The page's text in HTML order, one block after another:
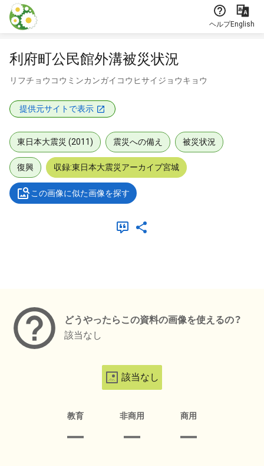
本文に飛ぶ
ヘルプEnglish
利府町公民館外溝被災状況
リフチョウコウミンカンガイコウヒサイジョウキョウ
提供元サイトで表示
東日本大震災 (2011) 震災への備え 被災状況
復興 収録:東日本大震災アーカイブ宮城
この画像に似た画像を探す
どうやったらこの資料の画像を使えるの？
該当なし
該当なし
教育 非商用 商用